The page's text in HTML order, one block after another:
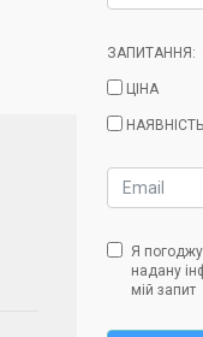
ЗАПИТАННЯ:
ЦІНА
Я
надану
мій запит